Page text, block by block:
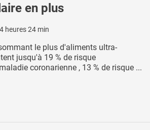
en plus
4 heures 24 min
le plus d'aliments ultra-
jusqu'à 19 % de risque
coronarienne , 13 % de risque ...